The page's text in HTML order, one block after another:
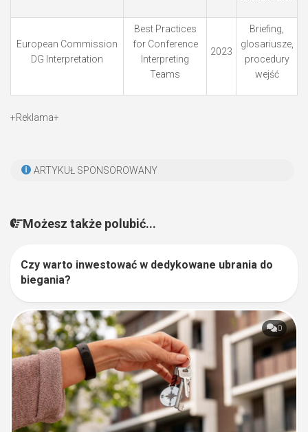
European Commission
DG Interpretation
Best Practices
for Conference
Interpreting
Teams
2023
Briefing,
glosariusze,
procedury
wejść
+Reklama+
ARTYKUŁ SPONSOROWANY
Możesz także polubić...
Czy warto inwestować w dedykowane ubrania do
biegania?
0